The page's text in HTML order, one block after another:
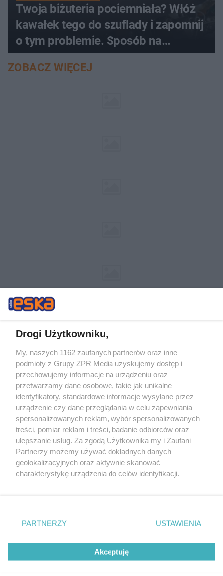
Twoja biżuteria pociemniała? Włóż
kawałek tego do szuflady i zapomnij
o tym problemie. Sposób na
pociemniałą biżuterię
ZOBACZ WIĘCEJ
Żaden utwór zamieszczony w serwisie nie może być powielany i
rozpowszechniany lub dalej rozpowszechniany w jakikolwiek sposób (w
tym także elektroniczny lub mechaniczny) na jakimkolwiek polu
eksploatacji w jakiejkolwiek formie, włącznie z umieszczaniem w
Internecie bez pisemnej zgody właściciela praw. Jakiekolwiek użycie lub
wykorzystanie utworów w całości lub w części z naruszeniem prawa,
tzn. bez właściwej zgody, jest zabronione pod groźbą kary i może być
ścigane prawnie.
© 2026 Grupa ZPR Media
Drogi Użytkowniku,
My, naszych 1162 zaufanych partnerów oraz inne
podmioty z Grupy ZPR Media uzyskujemy dostęp i
przechowujemy informacje na urządzeniu oraz
przetwarzamy dane osobowe, takie jak unikalne
identyfikatory, standardowe informacje wysyłane przez
urządzenie czy dane przeglądania w celu zapewniania
spersonalizowanych reklam, wybór spersonalizowanych
treści, pomiar reklam i treści, badanie odbiorców oraz
ulepszanie usług. Za zgodą Użytkownika my i Zaufani
Partnerzy możemy używać dokładnych danych
geolokalizacyjnych oraz aktywnie skanować
charakterystykę urządzenia do celów identyfikacji.
zmienić/wycofać klikając przycisk ustawień prywatności
znajdujący się w lewym dolnym rogu strony
rodzaje przetwarzania danych nie wymagają zgody
użytkownika, ale masz prawo sprzeciwić się takiemu
przetwarzaniu. Preferencje będą miały zastosowanie tylko
PARTNERZY USTAWIENIA
Akceptuję